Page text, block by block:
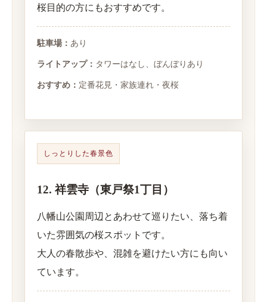
桜目的の方にもおすすめです。
駐車場： あり
ライトアップ： タワーはなし、ぼんぼりあり
おすすめ： 定番花見・家族連れ・夜桜
しっとりした春景色
12. 祥雲寺（東戸祭1丁目）
八幡山公園周辺とあわせて巡りたい、落ち着
いた雰囲気の桜スポットです。
大人の春散歩や、混雑を避けたい方にも向い
ています。